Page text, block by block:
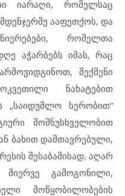
იარაღი, რომელსაც
ააფეთქოს, და
რომელთა
აჭარბებს იმას, რაც
შექმენი
ნახატებით
სერობით“
მომნუსხველობით
ბახით დამთავრებული,
შესაბამისად, აღარ
გამოგონილი,
მოწყობილობების